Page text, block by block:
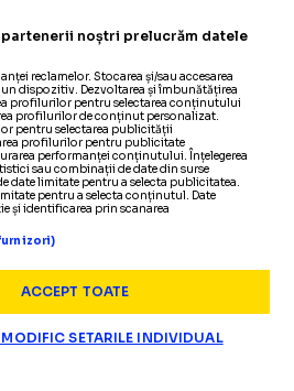
partenerii noștri prelucrăm datele
reclamelor. Stocarea și/sau accesarea
dispozitiv. Dezvoltarea și îmbunătățirea
profilurilor pentru selectarea conținutului
profilurilor de conținut personalizat.
pentru selectarea publicității
profilurilor pentru publicitate
performanței conținutului. Înțelegerea
sau combinații de date din surse
date limitate pentru a selecta publicitatea.
pentru a selecta conținutul. Date
și identificarea prin scanarea
ACCEPT TOATE
SETARILE INDIVIDUAL